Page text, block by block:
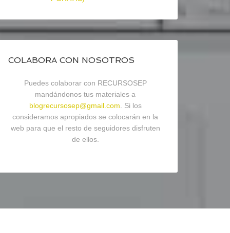
COLABORA CON NOSOTROS
Puedes colaborar con RECURSOSEP
mandándonos tus materiales a
blogrecursosep@gmail.com . Si los
consideramos apropiados se colocarán en la
web para que el resto de seguidores disfruten
de ellos.